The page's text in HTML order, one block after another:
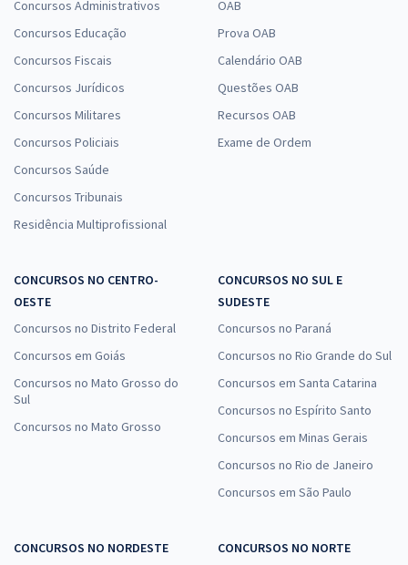
Concursos Administrativos
Concursos Educação
Concursos Fiscais
Concursos Jurídicos
Concursos Militares
Concursos Policiais
Concursos Saúde
Concursos Tribunais
Residência Multiprofissional
OAB
Prova OAB
Calendário OAB
Questões OAB
Recursos OAB
Exame de Ordem
CONCURSOS NO CENTRO-
OESTE
Concursos no Distrito Federal
Concursos em Goiás
Concursos no Mato Grosso do
Sul
Concursos no Mato Grosso
CONCURSOS NO SUL E
SUDESTE
Concursos no Paraná
Concursos no Rio Grande do Sul
Concursos em Santa Catarina
Concursos no Espírito Santo
Concursos em Minas Gerais
Concursos no Rio de Janeiro
Concursos em São Paulo
CONCURSOS NO NORDESTE
CONCURSOS NO NORTE